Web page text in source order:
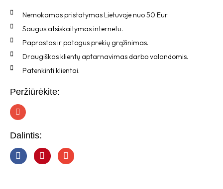
Nemokamas pristatymas Lietuvoje nuo 50 Eur.
Saugus atsiskaitymas internetu.
Paprastas ir patogus prekių grąžinimas.
Draugiškas klientų aptarnavimas darbo valandomis.
Patenkinti klientai.
Peržiūrėkite:
I
n
a
g
r
a
Dalintis: